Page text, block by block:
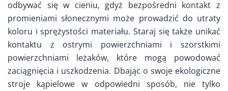
odbywać się w cieniu, gdyż bezpośredni kontakt z
promieniami słonecznymi może prowadzić do utraty
koloru i sprężystości materiału. Staraj się także unikać
kontaktu z ostrymi powierzchniami i szorstkimi
powierzchniami leżaków, które mogą powodować
zaciągnięcia i uszkodzenia. Dbając o swoje ekologiczne
stroje kąpielowe w odpowiedni sposób, nie tylko